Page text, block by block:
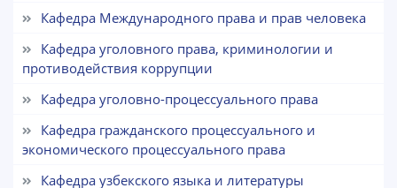
Кафедра Международного права и прав человека
Кафедра уголовного права, криминологии и
противодействия коррупции
Кафедра уголовно-процессуального права
Кафедра гражданского процессуального и
экономического процессуального права
Кафедра узбекского языка и литературы
Чат приёмной комиссии ТГЮУ
Онлайн
Здравствуйте! Добро пожаловать в чат приёмной
комиссии ТГЮУ.
Оставляйте здесь свои обращения по
вопросам приёма.